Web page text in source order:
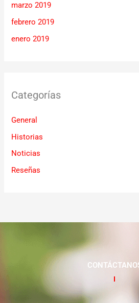
marzo 2019
febrero 2019
enero 2019
Categorías
General
Historias
Noticias
Reseñas